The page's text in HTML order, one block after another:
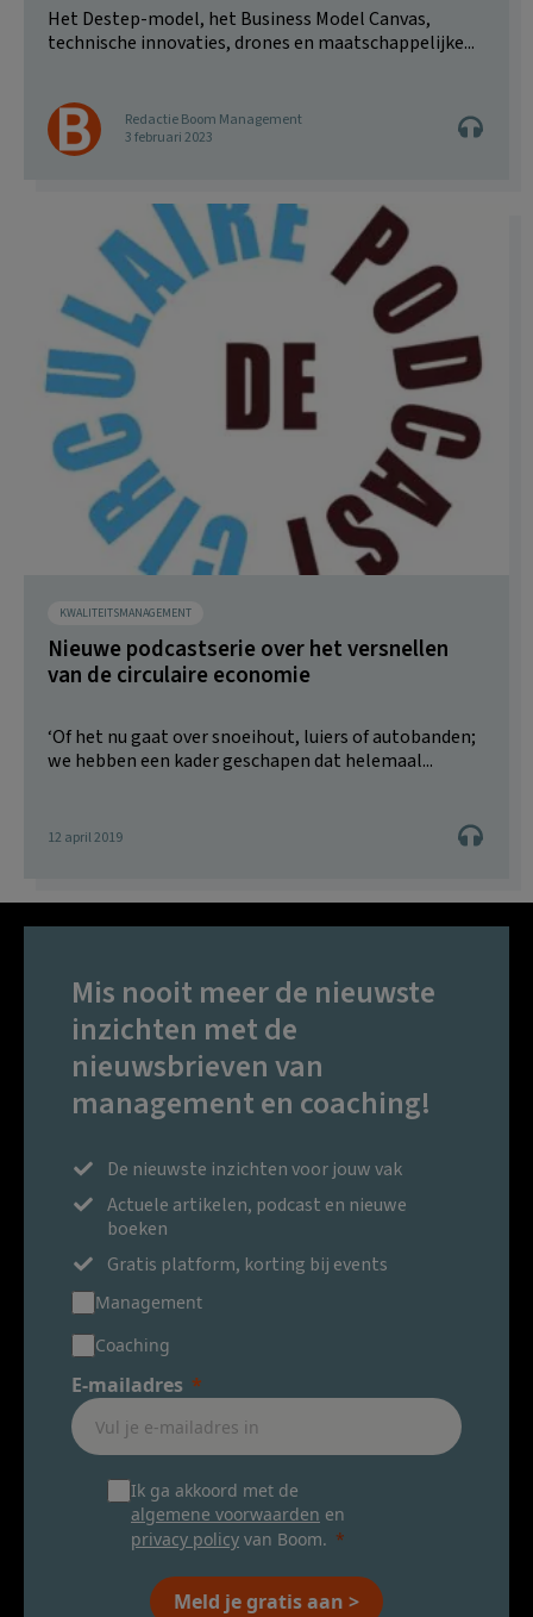
Het Destep-model, het Business Model Canvas,
technische innovaties, drones en maatschappelijke...
Redactie Boom Management
3 februari 2023
KWALITEITSMANAGEMENT
Nieuwe podcastserie over het versnellen
van de circulaire economie
‘Of het nu gaat over snoeihout, luiers of autobanden;
we hebben een kader geschapen dat helemaal...
12 april 2019
Mis nooit meer de nieuwste
inzichten met de
nieuwsbrieven van
management en coaching!
De nieuwste inzichten voor jouw vak
Actuele artikelen, podcast en nieuwe
boeken
Gratis platform, korting bij events
Management
Coaching
E-mailadres
Ik ga akkoord met de
algemene voorwaarden en
privacy policy van Boom.
Meld je gratis aan >